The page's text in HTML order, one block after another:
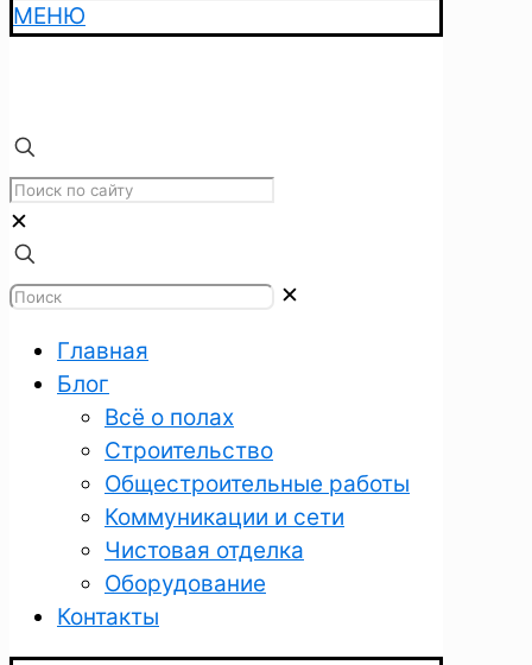
МЕНЮ
✕
✕
Главная
Блог
Всё о полах
Строительство
Общестроительные работы
Коммуникации и сети
Чистовая отделка
Оборудование
Контакты